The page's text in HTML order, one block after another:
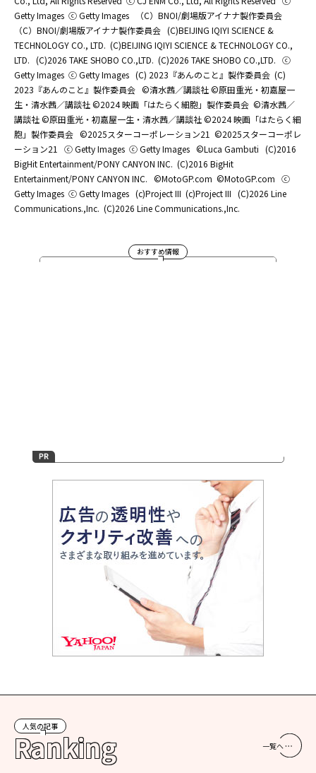
Getty Images ⓒ Getty Images
（C）BNOI/劇場版アイナナ製作委員会
（C）BNOI/劇場版アイナナ製作委員会 (C)BEIJING IQIYI SCIENCE &
TECHNOLOGY CO., LTD. (C)BEIJING IQIYI SCIENCE & TECHNOLOGY CO.,
LTD. (C)2026 TAKE SHOBO CO.,LTD. (C)2026 TAKE SHOBO CO.,LTD. ⓒ
Getty Images ⓒ Getty Images (C) 2023『あんのこと』製作委員会 (C)
2023『あんのこと』製作委員会 ©清水茜／講談社 ©原田重光・初嘉屋一
生・清水茜／講談社 ©2024 映画「はたらく細胞」製作委員会 ©清水茜／
講談社 ©原田重光・初嘉屋一生・清水茜／講談社 ©2024 映画「はたらく細
胞」製作委員会 ©2025スターコーポレーション21 ©2025スターコーポレ
ーション21
ⓒ Getty Images ⓒ Getty Images ©Luca Gambuti (C)2016
BigHit Entertainment/PONY CANYON INC. (C)2016 BigHit
Entertainment/PONY CANYON INC. ©MotoGP.com ©MotoGP.com ⓒ
Getty Images ⓒ Getty Images (c)Project III (c)Project III (C)2026 Line
Communications.,Inc. (C)2026 Line Communications.,Inc.
おすすめ情報
人気の記事
Ranking 一覧へ